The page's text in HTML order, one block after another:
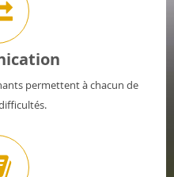
permettent à chacun de